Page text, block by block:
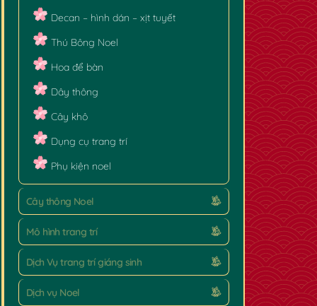
Decan – hình dán – xịt tuyết
Thú Bông Noel
Hoa để bàn
Dây thông
Cây khô
Dụng cụ trang trí
Phụ kiện noel
Cây thông Noel
Mô hình trang trí
Dịch Vụ trang trí giáng sinh
Dịch vụ Noel
✿